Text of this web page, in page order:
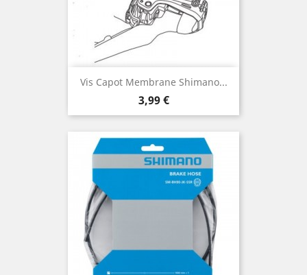
Vis Capot Membrane Shimano...
Prix
3,99 €